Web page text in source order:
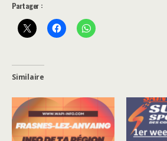
Partager :
Similaire